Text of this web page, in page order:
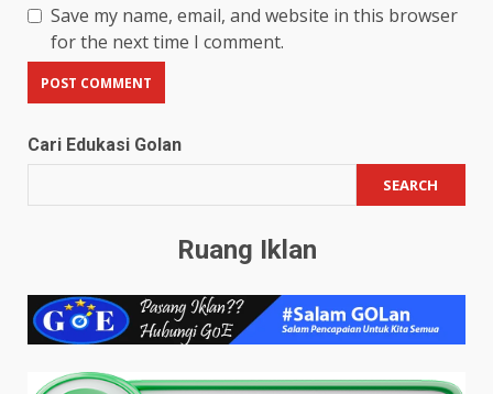
Save my name, email, and website in this browser
for the next time I comment.
Cari Edukasi Golan
SEARCH
Ruang Iklan